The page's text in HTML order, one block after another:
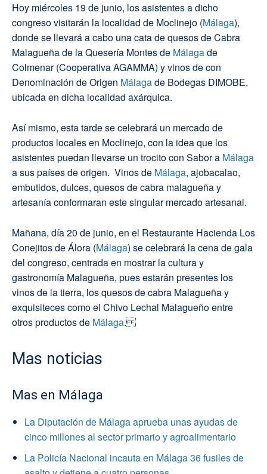
Hoy miércoles 19 de junio, los asistentes a dicho
congreso visitarán la localidad de Moclinejo (Málaga),
donde se llevará a cabo una cata de quesos de Cabra
Malagueña de la Quesería Montes de Málagade
Colmenar (Cooperativa AGAMMA) y vinos de con
Denominación de Origen Málagade Bodegas DIMOBE,
ubicada en dicha localidad axárquica.
Así mismo, esta tarde se celebrará un mercado de
productos locales en Moclinejo, con la idea que los
asistentes puedan llevarse un trocito con Sabor a Málaga
a sus países de origen. Vinos de Málaga, ajobacalao,
embutidos, dulces, quesos de cabra malagueña y
artesanía conformaran este singular mercado artesanal.
Mañana, día 20 de junio, en el Restaurante Hacienda Los
Conejitos de Álora (Málaga) se celebrará la cena de gala
del congreso, centrada en mostrar la cultura y
gastronomía Malagueña, pues estarán presentes los
vinos de la tierra, los quesos de cabra Malagueña y
exquisiteces como el Chivo Lechal Malagueño entre
otros productos de Málaga.
Mas noticias
Mas en Málaga
La Diputación de Málaga aprueba unas ayudas de
cinco millones al sector primario y agroalimentario
La Policía Nacional incauta en Málaga 36 fusiles de